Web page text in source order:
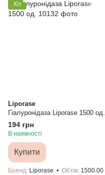
Хіт
Liporase
Гіалуронідаза Liporase 1500 од.
194 грн
В наявності
Купити
Бренд Liporase Об'єм 1500.00